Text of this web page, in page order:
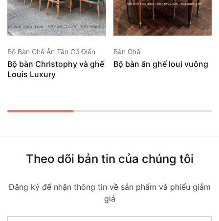
Bộ Bàn Ghế Ăn Tân Cổ Điển
Bộ bàn Christophy và ghế
Louis Luxury
Bàn Ghế
Bộ bàn ăn ghế loui vuông
Theo dõi bản tin của chúng tôi
Đăng ký để nhận thông tin về sản phẩm và phiếu giảm
giá